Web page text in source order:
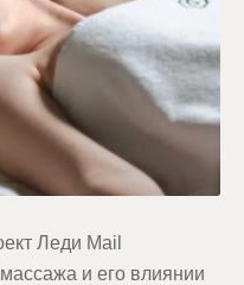
Леди Mail
и его влиянии